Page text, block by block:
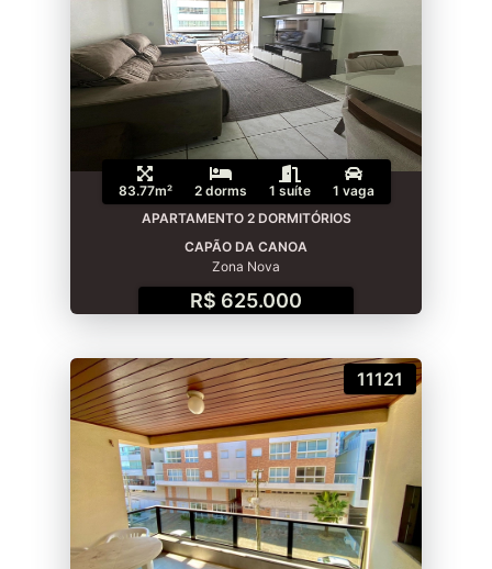
83.77m² 2 dorms 1 suíte
1 vaga
APARTAMENTO 2 DORMITÓRIOS
CAPÃO DA CANOA
Zona Nova
R$ 625.000
11121